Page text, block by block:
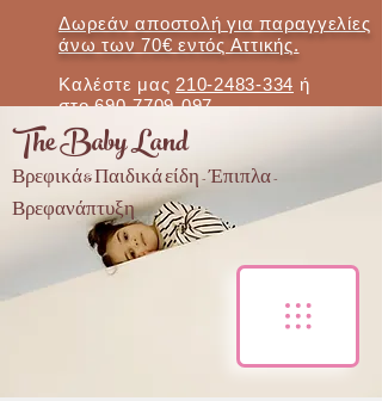
Δωρεάν αποστολή για παραγγελίες
άνω των 70€ εντός Αττικής.
Καλέστε μας 210-2483-334 ή
στο690-7709-097
The Baby Land
Βρεφικά & Παιδικά είδη - Έπιπλα -
Βρεφανάπτυξη